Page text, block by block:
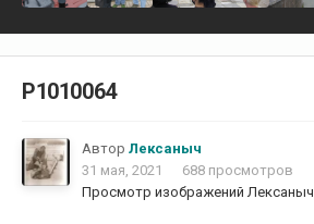
P1010064
Автор Лексаныч
31 мая, 2021
688 просмотров
Просмотр изображений Лексаныч